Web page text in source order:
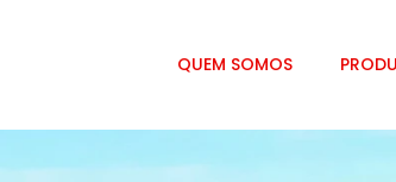
QUEM SOMOS